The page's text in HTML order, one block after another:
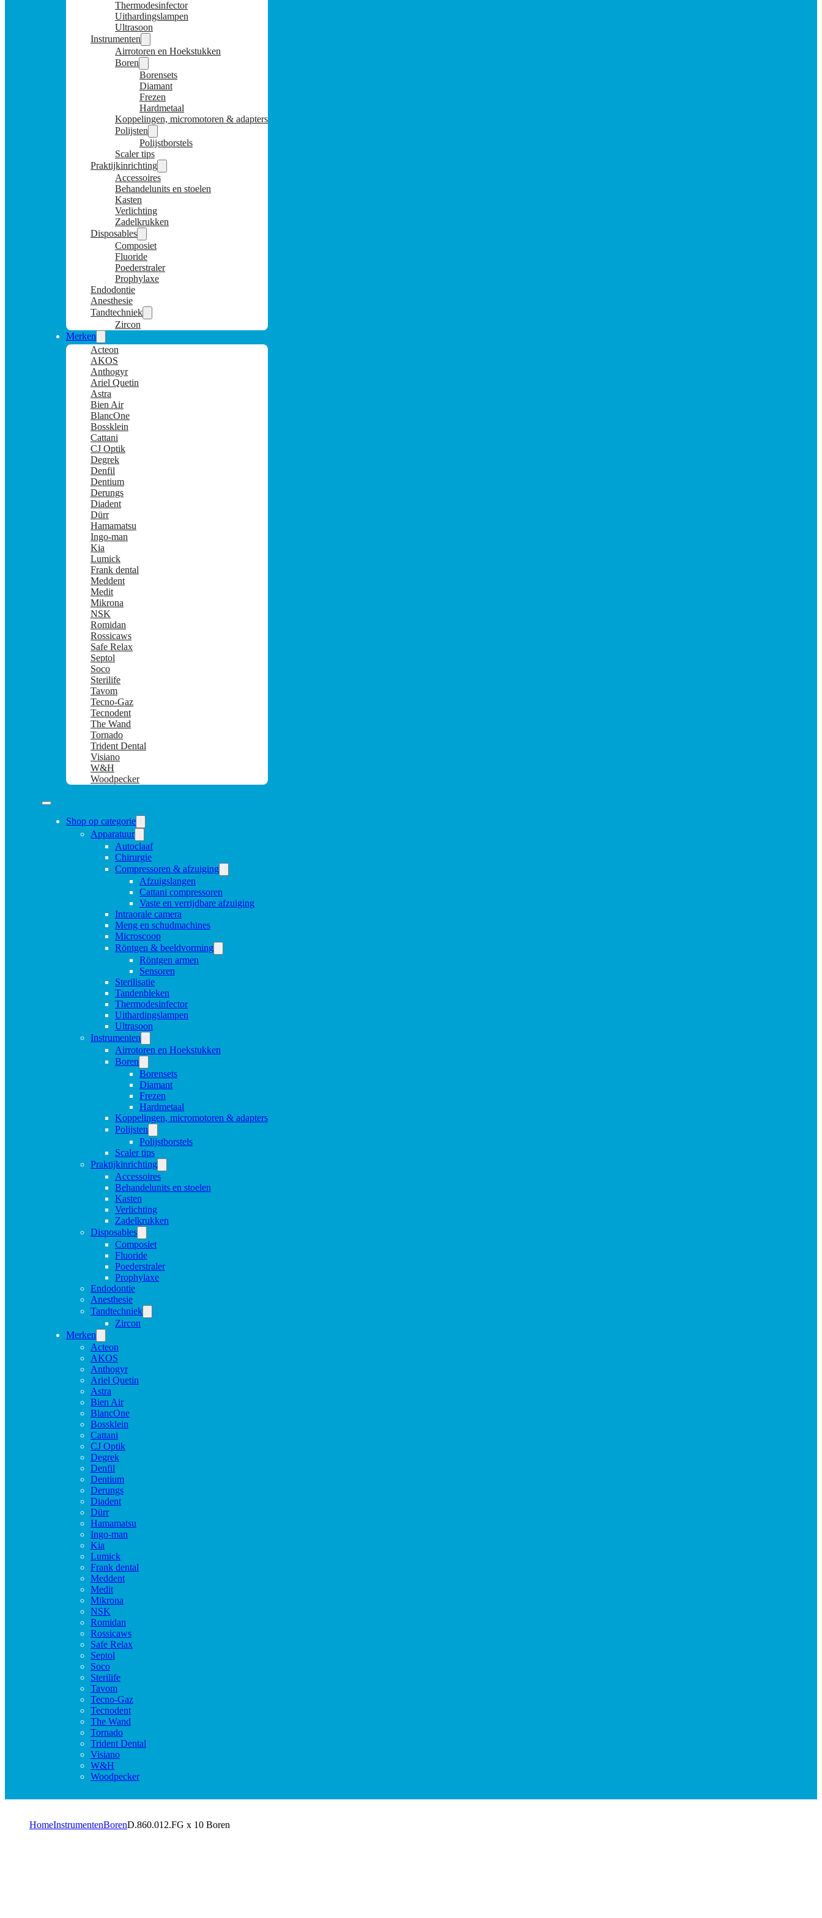
Thermodesinfector
Uithardingslampen
Ultrasoon
Instrumenten
Airrotoren en Hoekstukken
Boren
Borensets
Diamant
Frezen
Hardmetaal
Koppelingen, micromotoren & adapters
Polijsten
Polijstborstels
Scaler tips
Praktijkinrichting
Accessoires
Behandelunits en stoelen
Kasten
Verlichting
Zadelkrukken
Disposables
Composiet
Fluoride
Poederstraler
Prophylaxe
Endodontie
Anesthesie
Tandtechniek
Zircon
Merken
Acteon
AKOS
Anthogyr
Ariel Quetin
Astra
Bien Air
BlancOne
Bossklein
Cattani
CJ Optik
Degrek
Denfil
Dentium
Derungs
Diadent
Dürr
Hamamatsu
Ingo-man
Kia
Lumick
Frank dental
Meddent
Medit
Mikrona
NSK
Romidan
Rossicaws
Safe Relax
Septol
Soco
Sterilife
Tavom
Tecno-Gaz
Tecnodent
The Wand
Tornado
Trident Dental
Visiano
W&H
Woodpecker
Shop op categorie
Apparatuur
Autoclaaf
Chirurgie
Compressoren & afzuiging
Afzuigslangen
Cattani compressoren
Vaste en verrijdbare afzuiging
Intraorale camera
Meng en schudmachines
Microscoop
Röntgen & beeldvorming
Röntgen armen
Sensoren
Sterilisatie
Tandenbleken
Thermodesinfector
Uithardingslampen
Ultrasoon
Instrumenten
Airrotoren en Hoekstukken
Boren
Borensets
Diamant
Frezen
Hardmetaal
Koppelingen, micromotoren & adapters
Polijsten
Polijstborstels
Scaler tips
Praktijkinrichting
Accessoires
Behandelunits en stoelen
Kasten
Verlichting
Zadelkrukken
Disposables
Composiet
Fluoride
Poederstraler
Prophylaxe
Endodontie
Anesthesie
Tandtechniek
Zircon
Merken
Acteon
AKOS
Anthogyr
Ariel Quetin
Astra
Bien Air
BlancOne
Bossklein
Cattani
CJ Optik
Degrek
Denfil
Dentium
Derungs
Diadent
Dürr
Hamamatsu
Ingo-man
Kia
Lumick
Frank dental
Meddent
Medit
Mikrona
NSK
Romidan
Rossicaws
Safe Relax
Septol
Soco
Sterilife
Tavom
Tecno-Gaz
Tecnodent
The Wand
Tornado
Trident Dental
Visiano
W&H
Woodpecker
HomeInstrumentenBorenD.860.012.FG x 10 Boren